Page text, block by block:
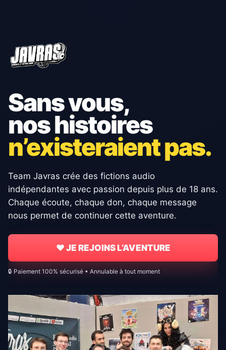
Sans vous,
nos histoires
n’existeraient pas.
Team Javras crée des fictions audio
indépendantes avec passion depuis plus de 18 ans.
Chaque écoute, chaque don, chaque message
nous permet de continuer cette aventure.
♥ JE REJOINS L’AVENTURE
🔒 Paiement 100% sécurisé • Annulable à tout moment